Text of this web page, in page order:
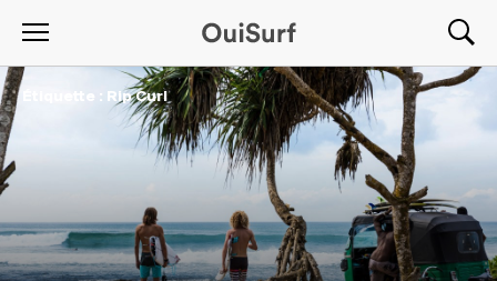
Étiquette : Rip Curl